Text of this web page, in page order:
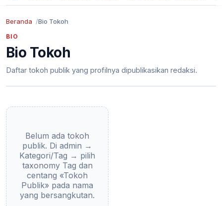
Beranda Bio Tokoh
BIO
Bio Tokoh
Daftar tokoh publik yang profilnya dipublikasikan redaksi.
Belum ada tokoh
publik. Di admin →
Kategori/Tag → pilih
taxonomy Tag dan
centang «Tokoh
Publik» pada nama
yang bersangkutan.